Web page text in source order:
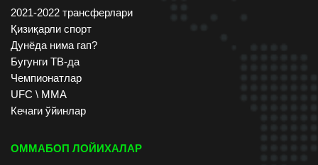
2021-2022 трансферлари
Қизиқарли спорт
Дунёда нима гап?
Бугунги ТВ-да
Чемпионатлар
UFC \ ММА
Кечаги ўйинлар
ОММАБОП ЛОЙИХАЛАР